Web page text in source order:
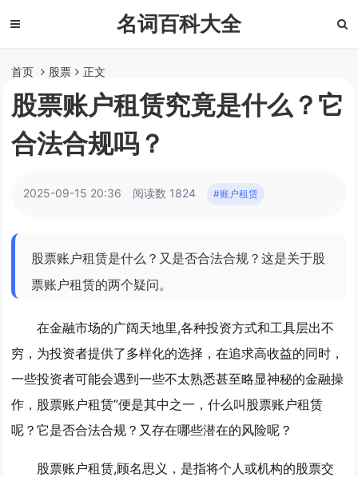
名词百科大全
首页 股票 正文
股票账户租赁究竟是什么？它
合法合规吗？
2025-09-15 20:36 阅读数 1824 #账户租赁
股票账户租赁是什么？又是否合法合规？这是关于股
票账户租赁的两个疑问。
在金融市场的广阔天地里,各种投资方式和工具层出不
穷，为投资者提供了多样化的选择，在追求高收益的同时，
一些投资者可能会遇到一些不太熟悉甚至略显神秘的金融操
作，股票账户租赁”便是其中之一，什么叫股票账户租赁
呢？它是否合法合规？又存在哪些潜在的风险呢？
股票账户租赁,顾名思义，是指将个人或机构的股票交